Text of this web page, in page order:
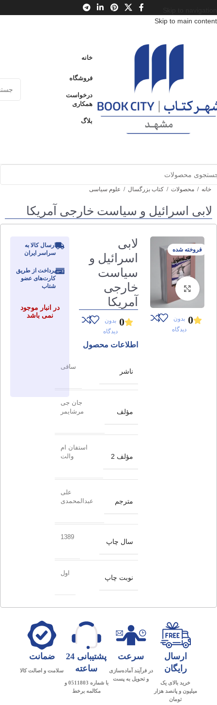
Skip to main content
خانه
فروشگاه
درخواست
همکاری
بلاگ
خانه / محصولات / کتاب بزرگسال / علوم سیاسی
لابی اسرائیل و سیاست خارجی آمریکا
فروخته شده
برای بزرگنمایی کلیک کنید
0 بدون
دیدگاه
لابی
اسرائیل و
سیاست
خارجی
آمریکا
0 بدون
دیدگاه
اطلاعات محصول
ناشر
ساقی
مؤلف
جان جی
مرشایمر
مؤلف 2
استفان ام
والت
مترجم
علی
عبدالمحمدی
سال چاپ
1389
نوبت چاپ
اول
ارسال کالا به
سراسر ایران
پرداخت از طریق
کارت‌های عضو
شتاب
در انبار موجود
نمی باشد
ارسال
رایگان
خرید بالای یک
میلیون و پانصد هزار
تومان
سرعت
در فرآیند آماده‌سازی
و تحویل به پست
پشتیبانی 24
ساعته
با شماره 0511803 و
مکالمه برخط
ضمانت
سلامت و اصالت کالا